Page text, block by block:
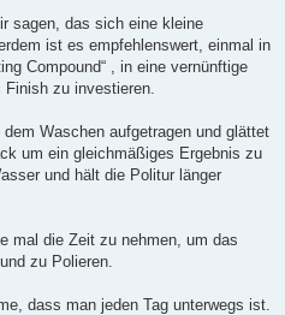
sagen, das sich eine kleine
ist es empfehlenswert, einmal in
Compound“ , in eine vernünftige
zu investieren.
dem Waschen aufgetragen und glättet
um ein gleichmäßiges Ergebnis zu
und hält die Politur länger
mal die Zeit zu nehmen, um das
zu Polieren.
dass man jeden Tag unterwegs ist.